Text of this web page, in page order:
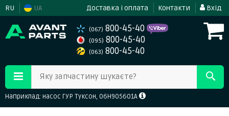
RU UA Доставка і оплата Контакти Вхід
(067) 800-45-40
(095) 800-45-40
(063) 800-45-40
Яку запчастину шукаєте?
Наприклад: насос ГУР Туксон, 06H905601A